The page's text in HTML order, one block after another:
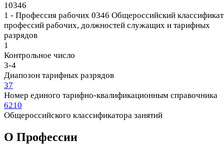
10346
1 - Профессия рабочих 0346 Общероссийский
профессий рабочих, должностей служащих и тарифных
разрядов
1
Контрольное число
3-4
Диапозон тарифных разрядов
37
Номер единого тарифно-квалификационным справочника
6210
Общероссийского классификатора занятий
О Профеcсии